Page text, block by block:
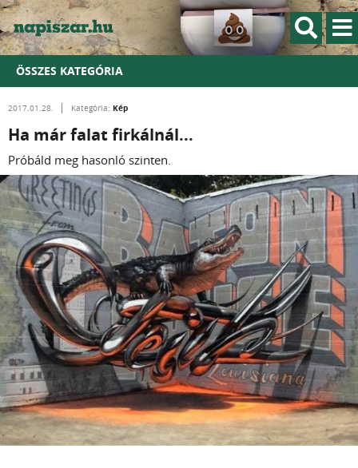
ÖSSZES KATEGÓRIA
2017.01.28. Kategória: Kép
Ha már falat firkálnál...
Próbáld meg hasonló szinten.